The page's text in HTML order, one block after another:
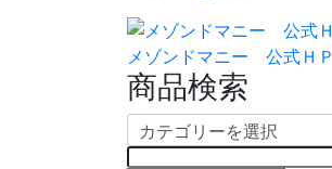
メゾンドマニー 公式ＨＰ
商品検索